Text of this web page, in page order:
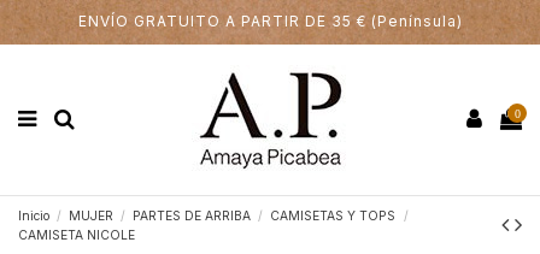
ENVÍO GRATUITO A PARTIR DE 35 € (Península)
0
Inicio MUJER PARTES DE ARRIBA
CAMISETAS Y TOPS
CAMISETA NICOLE